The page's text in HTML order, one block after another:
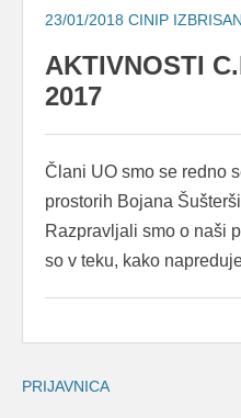
23/01/2018 CINIP
AKTIVNOSTI
2017
Člani UO smo se redno
prostorih Bojana
Razpravljali smo o naši
so v teku, kako
PRIJAVNICA